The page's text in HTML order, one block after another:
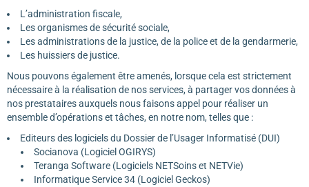
L’administration fiscale,
Les organismes de sécurité sociale,
Les administrations de la justice, de la police et de la gendarmerie,
Les huissiers de justice.
Nous pouvons également être amenés, lorsque cela est strictement
nécessaire à la réalisation de nos services, à partager vos données à
nos prestataires auxquels nous faisons appel pour réaliser un
ensemble d’opérations et tâches, en notre nom, telles que :
Editeurs des logiciels du Dossier de l’Usager Informatisé (DUI)
Socianova (Logiciel OGIRYS)
Teranga Software (Logiciels NETSoins et NETVie)
Informatique Service 34 (Logiciel Geckos)